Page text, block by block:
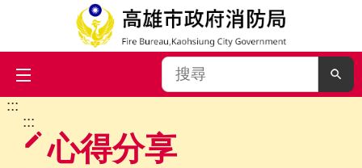
跳到主要內容區塊
搜
尋
:::
:::
心得分享